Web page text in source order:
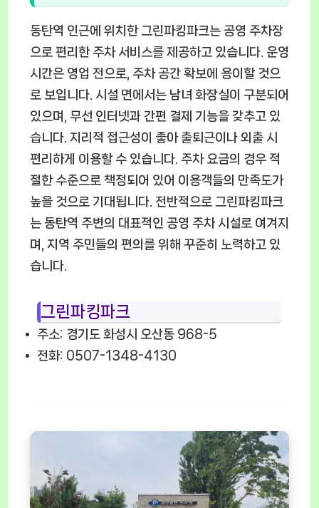
동탄역 인근에 위치한 그린파킹파크는 공영 주차장
으로 편리한 주차 서비스를 제공하고 있습니다. 운영
시간은 영업 전으로, 주차 공간 확보에 용이할 것으
로 보입니다. 시설 면에서는 남녀 화장실이 구분되어
있으며, 무선 인터넷과 간편 결제 기능을 갖추고 있
습니다. 지리적 접근성이 좋아 출퇴근이나 외출 시
편리하게 이용할 수 있습니다. 주차 요금의 경우 적
절한 수준으로 책정되어 있어 이용객들의 만족도가
높을 것으로 기대됩니다. 전반적으로 그린파킹파크
는 동탄역 주변의 대표적인 공영 주차 시설로 여겨지
며, 지역 주민들의 편의를 위해 꾸준히 노력하고 있
습니다.
그린파킹파크
주소: 경기도 화성시 오산동 968-5
전화: 0507-1348-4130